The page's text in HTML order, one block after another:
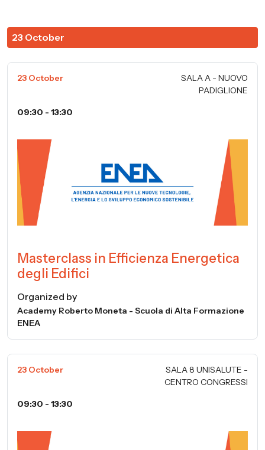
23 October
23 October
SALA A - NUOVO
PADIGLIONE
09:30 - 13:30
Masterclass in Efficienza Energetica
degli Edifici
Organized by
Academy Roberto Moneta - Scuola di Alta Formazione
ENEA
23 October
SALA 8 UNISALUTE -
CENTRO CONGRESSI
09:30 - 13:30